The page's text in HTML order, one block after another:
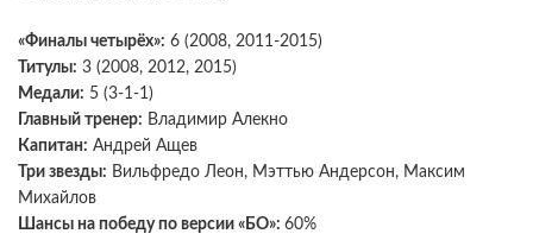
«Финалы четырёх»: 6 (2008, 2011-2015)
Титулы: 3 (2008, 2012, 2015)
Медали: 5 (3-1-1)
Главный тренер: Владимир Алекно
Капитан: Андрей Ащев
Три звезды: Вильфредо Леон, Мэттью Андерсон, Максим
Михайлов
Шансы на победу по версии «БО»: 60%